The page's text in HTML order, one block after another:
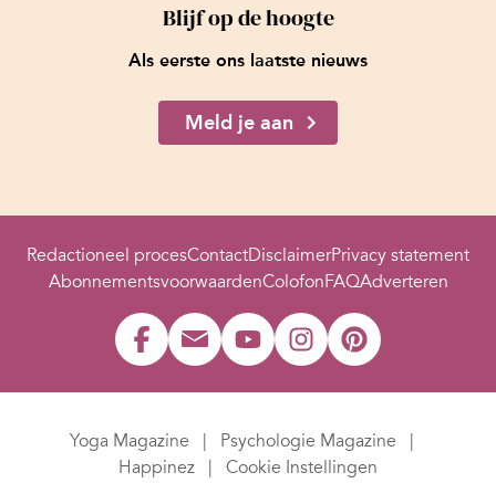
Blijf op de hoogte
Als eerste ons laatste nieuws
Meld je aan
Redactioneel procesContactDisclaimerPrivacy statement
AbonnementsvoorwaardenColofonFAQAdverteren
Yoga Magazine
Psychologie Magazine
Happinez
Cookie Instellingen